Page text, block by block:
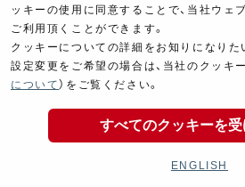
製品ポスター
Copyright ©YOSHIMURA
ッキーの使用に同意することで、当社ウェ
ご利用頂くことができます。
クッキーについての詳細をお知りになりた
設定変更をご希望の場合は、当社のクッキ
について ）をご覧ください。
すべてのクッキーを
ENGLISH